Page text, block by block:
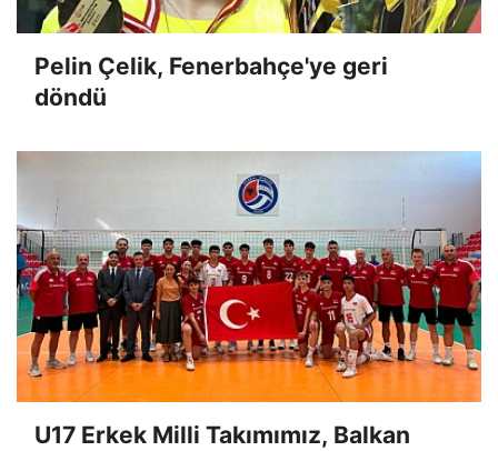
Pelin Çelik, Fenerbahçe'ye geri
döndü
U17 Erkek Milli Takımımız, Balkan